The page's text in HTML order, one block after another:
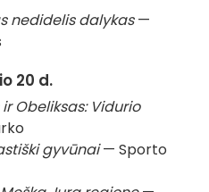
nedidelis dalykas—
20 d.
Obeliksas: Vidurio
gyvūnai— Sporto